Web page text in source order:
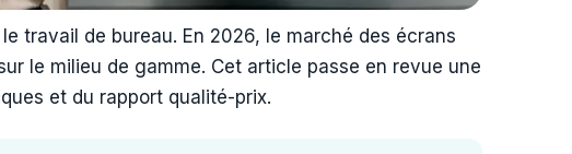
travail de bureau. En 2026, le marché des écrans
le milieu de gamme. Cet article passe en revue une
et du rapport qualité-prix.